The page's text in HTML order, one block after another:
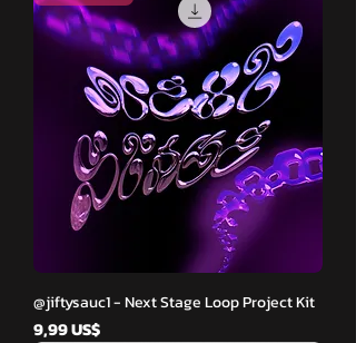
@jiftysauc1 - Next Stage Loop Project Kit
Cena
9,99 US$